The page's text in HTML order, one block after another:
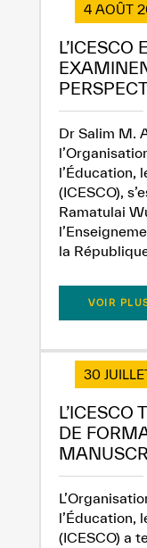
4 AOÛT
L’ICESCO
Dr Salim M.
l’Éducation,
(ICESCO),
Ramatulai
la
VOIR
30
L’ICESCO
DE
l’Éducation,
(ICESCO) a